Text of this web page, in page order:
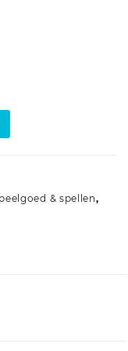
& spellen,